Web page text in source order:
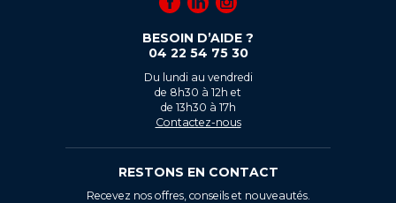
BESOIN D’AIDE ?
04 22 54 75 30
Du lundi au vendredi
de 8h30 à 12h et
de 13h30 à 17h
Contactez-nous
RESTONS EN CONTACT
Recevez nos offres, conseils et nouveautés.